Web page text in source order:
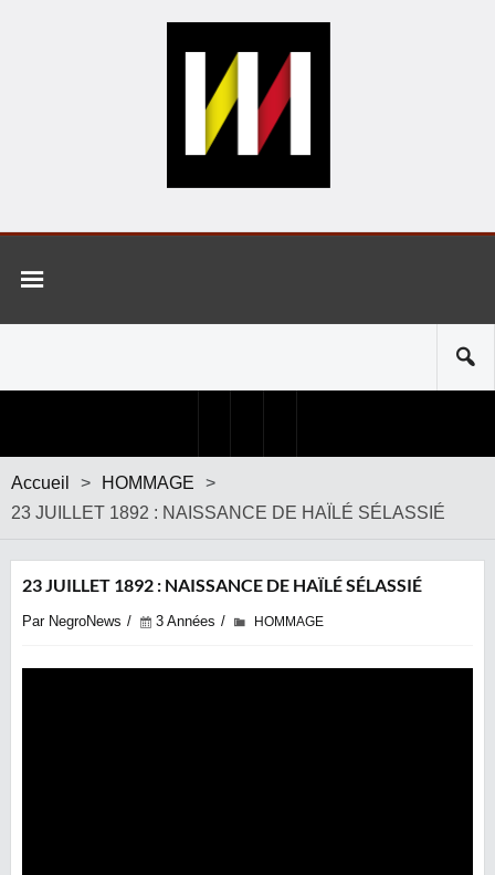
Accueil > HOMMAGE
>
23 JUILLET 1892 : NAISSANCE DE HAÏLÉ SÉLASSIÉ
23 JUILLET 1892 : NAISSANCE DE HAÏLÉ SÉLASSIÉ
Par NegroNews 3 Années HOMMAGE